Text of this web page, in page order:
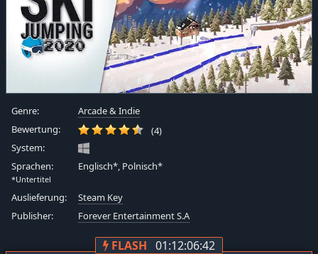
Genre:
Arcade & Indie
Bewertung:
(4)
System:
Sprachen:
*Untertitel
Englisch*, Polnisch*
Auslieferung:
Steam Key
Publisher:
Forever Entertainment S.A
FLASH 01:12:06:42